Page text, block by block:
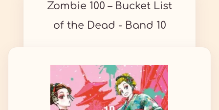
Zombie 100 – Bucket List
of the Dead - Band 10
Bildergalerie überspringen